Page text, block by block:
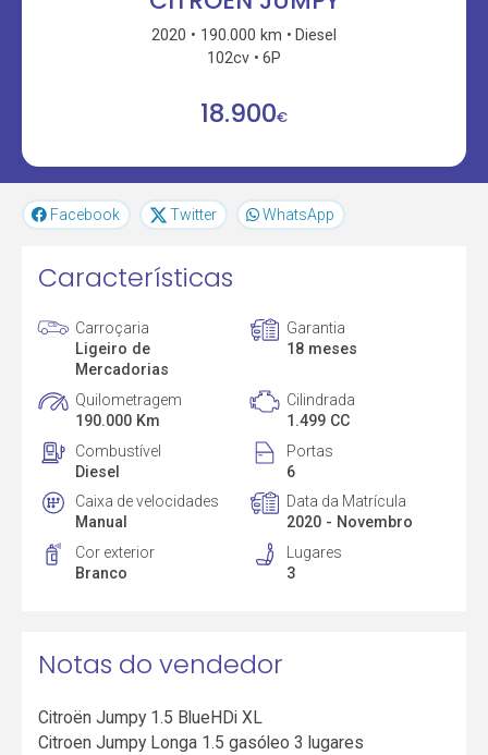
2020 190.000 km
Diesel
102cv
6P
18.900€
Facebook Twitter WhatsApp
Características
Carroçaria
Ligeiro de
Mercadorias
Garantia
18 meses
Quilometragem
190.000 Km
Cilindrada
1.499 CC
Combustível
Diesel
Portas
6
Caixa de velocidades
Manual
Data da Matrícula
2020 - Novembro
Cor exterior
Branco
Lugares
3
Notas do vendedor
Citroën Jumpy 1.5 BlueHDi XL
Citroen Jumpy Longa 1.5 gasóleo 3 lugares